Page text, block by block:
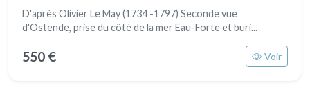
D'après Olivier Le May (1734 -1797) Seconde vue
d'Ostende, prise du côté de la mer Eau-Forte et buri...
550 € Voir